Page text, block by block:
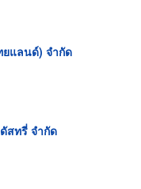
ยแลนด์) จำกัด
สทรี่ จำกัด